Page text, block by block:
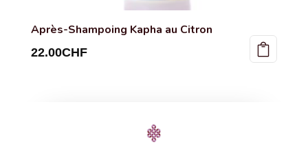
Après-Shampoing Kapha au Citron
22.00CHF